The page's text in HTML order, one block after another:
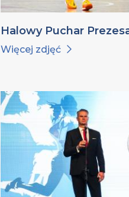
Halowy Puchar
Więcej zdjęć